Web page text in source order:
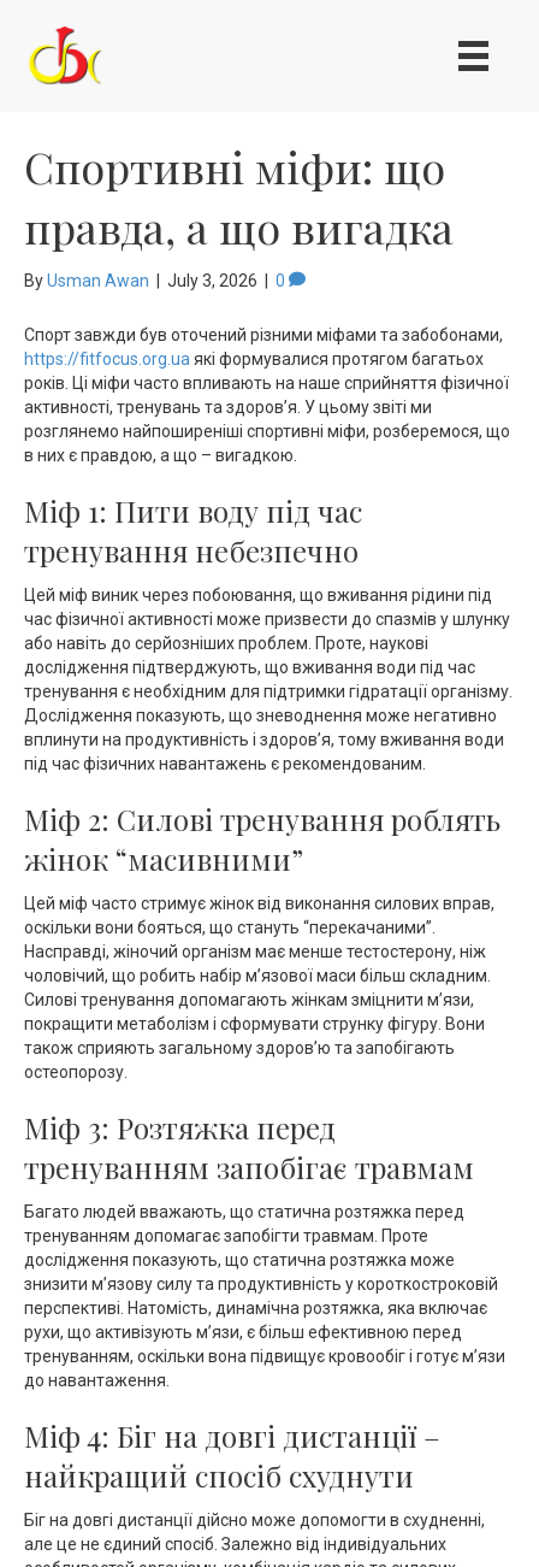
Спортивні міфи: що
правда, а що вигадка
ByUsman Awan July 3, 2026 0
Спорт завжди був оточений різними міфами та забобонами,
https://fitfocus.org.ua які формувалися протягом багатьох
років. Ці міфи часто впливають на наше сприйняття фізичної
активності, тренувань та здоров’я. У цьому звіті ми
розглянемо найпоширеніші спортивні міфи, розберемося, що
в них є правдою, а що – вигадкою.
Міф 1: Пити воду під час
тренування небезпечно
Цей міф виник через побоювання, що вживання рідини під
час фізичної активності може призвести до спазмів у шлунку
або навіть до серйозніших проблем. Проте, наукові
дослідження підтверджують, що вживання води під час
тренування є необхідним для підтримки гідратації організму.
Дослідження показують, що зневоднення може негативно
вплинути на продуктивність і здоров’я, тому вживання води
під час фізичних навантажень є рекомендованим.
Міф 2: Силові тренування роблять
жінок “масивними”
Цей міф часто стримує жінок від виконання силових вправ,
оскільки вони бояться, що стануть “перекачаними”.
Насправді, жіночий організм має менше тестостерону, ніж
чоловічий, що робить набір м’язової маси більш складним.
Силові тренування допомагають жінкам зміцнити м’язи,
покращити метаболізм і сформувати струнку фігуру. Вони
також сприяють загальному здоров’ю та запобігають
остеопорозу.
Міф 3: Розтяжка перед
тренуванням запобігає травмам
Багато людей вважають, що статична розтяжка перед
тренуванням допомагає запобігти травмам. Проте
дослідження показують, що статична розтяжка може
знизити м’язову силу та продуктивність у короткостроковій
перспективі. Натомість, динамічна розтяжка, яка включає
рухи, що активізують м’язи, є більш ефективною перед
тренуванням, оскільки вона підвищує кровообіг і готує м’язи
до навантаження.
Міф 4: Біг на довгі дистанції –
найкращий спосіб схуднути
Біг на довгі дистанції дійсно може допомогти в схудненні,
але це не єдиний спосіб. Залежно від індивідуальних